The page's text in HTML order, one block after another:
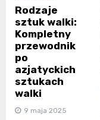
Rodzaje
sztuk walki:
Kompletny
przewodnik
po
azjatyckich
sztukach
walki
9 maja 2025